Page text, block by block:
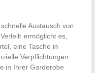
Austausch von
ermöglicht es,
eine Tasche in
Verpflichtungen
in Ihrer Garderobe